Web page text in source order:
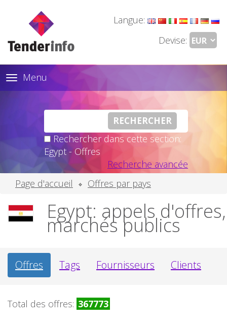
Langue:
Devise:
Toggle
navigation
Menu
Rechercher dans cette section:
Egypt - Offres
Recherche avancée
Page d'accueil
Offres par pays
Egypt: appels d'offres,
marchés publics
Offres Tags Fournisseurs Clients
Total des offres: 367773